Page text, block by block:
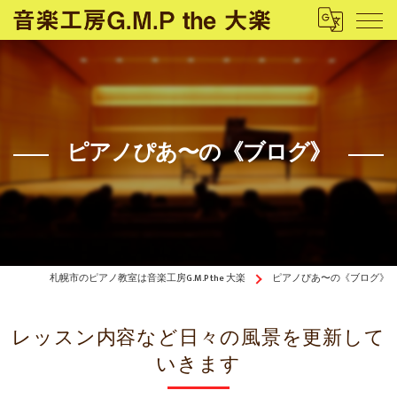
ピアノぴあ〜の《ブログ》
札幌市のピアノ教室は音楽工房G.M.P the 大楽 ピアノぴあ〜の《ブログ》
レッスン内容など日々の風景を更新して
いきます